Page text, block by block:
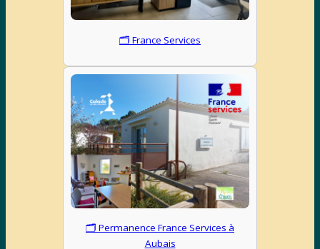
🗂 France Services
🗂 Permanence France Services à
Aubais